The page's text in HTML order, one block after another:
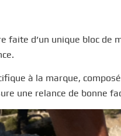
faite d’un unique bloc de
à la marque,
une relance de bonne